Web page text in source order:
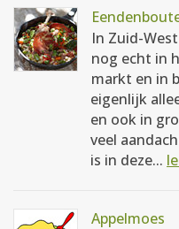
In Zuid-
nog echt in
markt en in
eigenlijk
en ook in
veel
is in deze...
Appelmoes